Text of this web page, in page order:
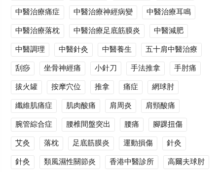
中醫治療痛症
中醫治療神經病變
中醫治療耳鳴
中醫治療落枕
中醫治療足底筋膜炎
中醫減肥
中醫調理
中醫針灸 中醫養生
五十肩中醫治療
刮痧
坐骨神經痛 小針刀 手法推拿
手肘痛
拔火罐
按摩穴位 推拿 痛症
網球肘
纖維肌痛症
肌肉酸痛 肩周炎
肩頸酸痛
腕管綜合症
腰椎間盤突出 腰痛
腳踝扭傷
艾灸
落枕 足底筋膜炎 運動損傷
針灸
針灸
類風濕性關節炎 香港中醫診所 高爾夫球肘